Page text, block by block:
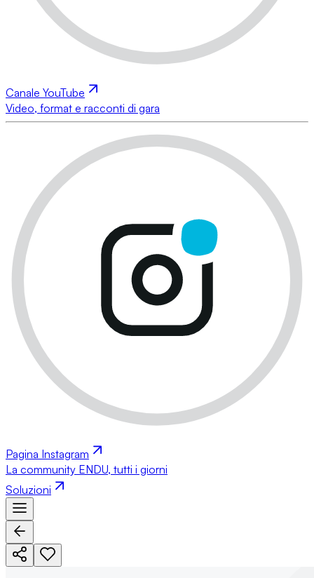
Canale YouTube
Video, format e racconti di gara
Pagina Instagram
La community ENDU, tutti i giorni
Soluzioni